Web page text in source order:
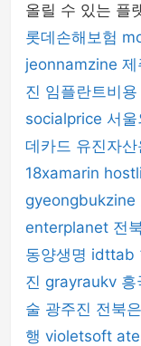
올릴 수 있는 플
롯데손해보험
jeonnamzine 제
진 임플란트비용
socialprice 서울
데카드 유진자산
18xamarin
gyeongbukzine
enterplanet 전
동양생명 idttab
진 grayraukv 흥
술 광주진 전북
행 violetsoft